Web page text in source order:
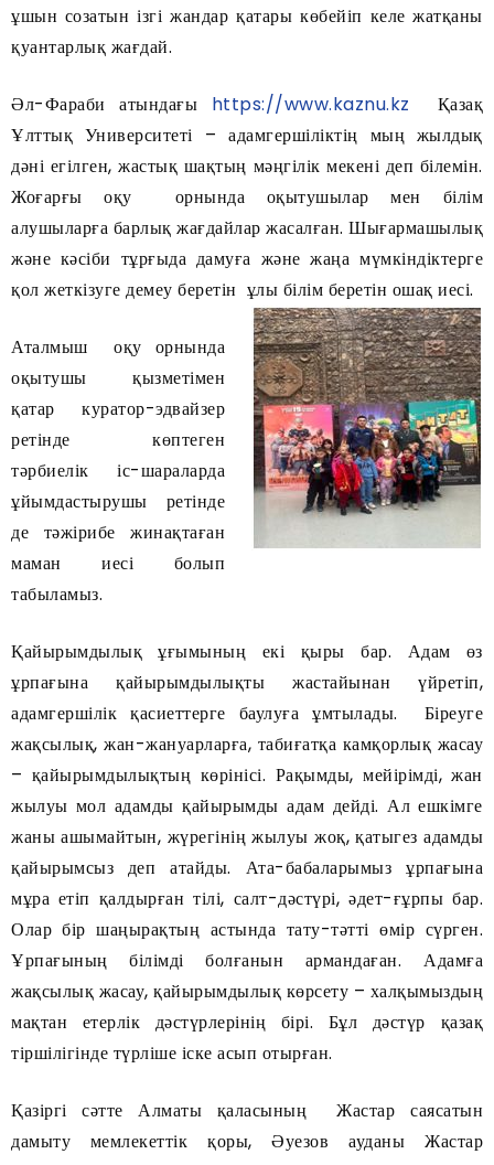
ұшын созатын ізгі жандар қатары көбейіп келе жатқаны
қуантарлық жағдай.
Әл-Фараби атындағы https://www.kaznu.kz Қазақ
Ұлттық Университеті – адамгершіліктің мың жылдық
дәні егілген, жастық шақтың мәңгілік мекені деп білемін.
Жоғарғы оқу орнында оқытушылар мен білім
алушыларға барлық жағдайлар жасалған. Шығармашылық
және кәсіби тұрғыда дамуға және жаңа мүмкіндіктерге
қол жеткізуге демеу беретін ұлы білім беретін ошақ иесі.
Аталмыш оқу орнында
оқытушы қызметімен
қатар куратор-эдвайзер
ретінде көптеген
тәрбиелік іс-шараларда
ұйымдастырушы ретінде
де тәжірибе жинақтаған
маман иесі болып
табыламыз.
Қайырымдылық ұғымының екі қыры бар. Адам өз
ұрпағына қайырымдылықты жастайынан үйретіп,
адамгершілік қасиеттерге баулуға ұмтылады. Біреуге
жақсылық, жан-жануарларға, табиғатқа камқорлық жасау
– қайырымдылықтың көрінісі. Рақымды, мейірімді, жан
жылуы мол адамды қайырымды адам дейді. Ал ешкімге
жаны ашымайтын, жүрегінің жылуы жоқ, қатыгез адамды
қайырымсыз деп атайды. Ата-бабаларымыз ұрпағына
мұра етіп қалдырған тілі, салт-дәстүрі, әдет-ғұрпы бар.
Олар бір шаңырақтың астында тату-тәтті өмір сүрген.
Ұрпағының білімді болғанын армандаған. Адамға
жақсылық жасау, қайырымдылық көрсету – халқымыздың
мақтан етерлік дәстүрлерінің бірі. Бұл дәстүр қазақ
тіршілігінде түрліше іске асып отырған.
Қазіргі сәтте Алматы қаласының Жастар саясатын
дамыту мемлекеттік қоры, Әуезов ауданы Жастар